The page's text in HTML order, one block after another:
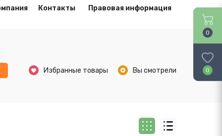
Контакты Правовая информация
Избранные товары Вы смотрели
0
0